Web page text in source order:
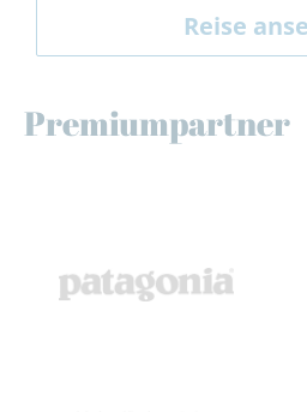
Reise
Premiumpartner